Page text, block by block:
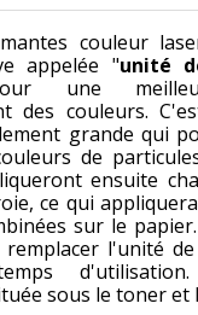
couleur
appelée "unité
une
des couleurs.
grande qui
de
ensuite
ce qui
sur le
l'unité
sous le toner et